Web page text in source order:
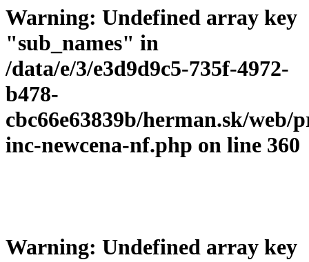
Warning: Undefined array key
"sub_names" in
/data/e/3/e3d9d9c5-735f-4972-
b478-
cbc66e63839b/herman.sk/web/
inc-newcena-nf.php on line 360
Warning: Undefined array key